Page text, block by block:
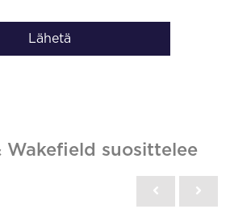
Lähetä
Wakefield suosittelee